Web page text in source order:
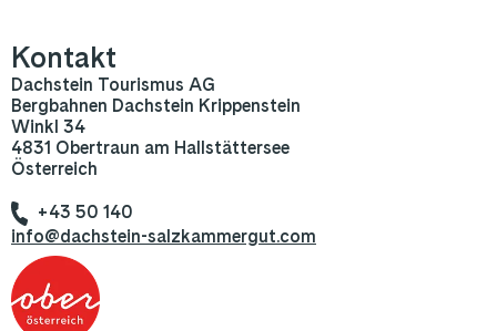
Kontakt
Dachstein Tourismus AG
Bergbahnen Dachstein Krippenstein
Winkl 34
4831 Obertraun am Hallstättersee
Österreich
+43 50 140
info@dachstein-salzkammergut.com